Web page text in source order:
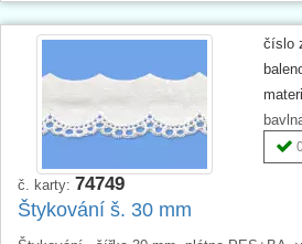
číslo
č. karty: 74749
Štykování š. 30 mm